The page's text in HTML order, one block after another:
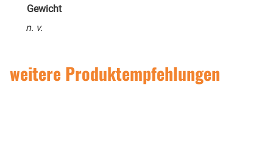
Gewicht
n. v.
weitere Produktempfehlungen